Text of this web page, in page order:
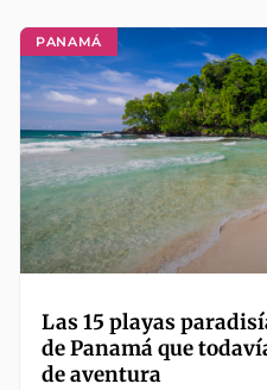
PANAMÁ
Las 15 playas
de Panamá que
de aventura